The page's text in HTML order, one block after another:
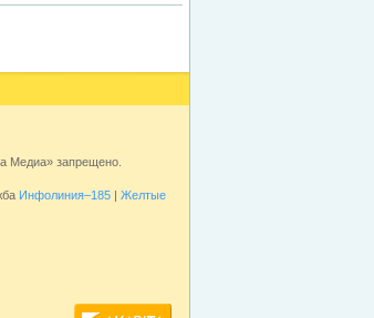
Медиа» запрещено.
Инфолиния–185| Желтые